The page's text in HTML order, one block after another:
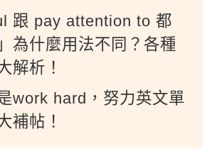
跟 pay attention to 都
為什麼用法不同？各種
解析！
work hard，努力英文單
補帖！